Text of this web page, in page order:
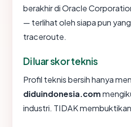
berakhir di Oracle
— terlihat oleh siapa pun
traceroute.
Di luar skor teknis
Profil teknis bersih hanya
diduindonesia.com
industri. TIDAK